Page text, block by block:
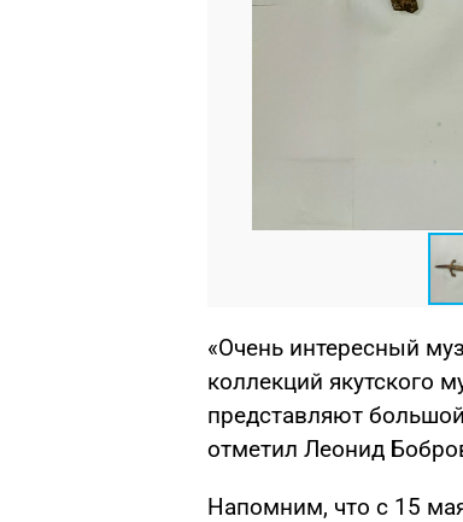
«Очень интересный
коллекций якутского
представляют
отметил Леонид
Напомним, что с 15